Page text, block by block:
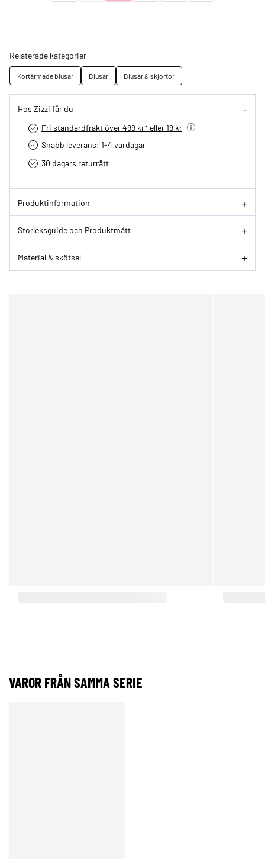
Relaterade kategorier
Kortärmade blusar Blusar Blusar & skjortor
Hos Zizzi får du
Fri standardfrakt över 499 kr* eller 19 kr
Snabb leverans: 1-4 vardagar
30 dagars returrätt­
Produktinformation
Storleksguide och Produktmått
Material & skötsel
VAROR FRÅN SAMMA SERIE